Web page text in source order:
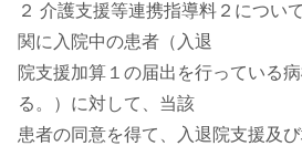
２ 介護支援等連携指導料２につい
関に入院中の患者（入退
院支援加算１の届出を行っている
る。）に対して、当該
患者の同意を得て、入退院支援及